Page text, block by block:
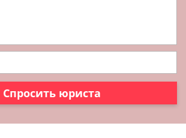
Спросить юриста